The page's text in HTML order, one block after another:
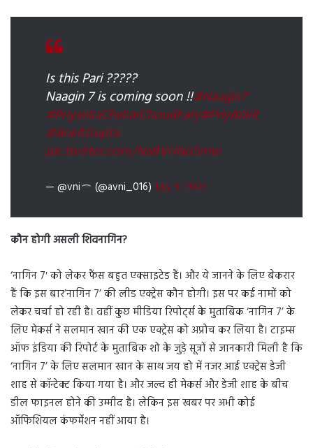
Is this Pari ?????
Naagin 7 is coming soon !!#Naagin7
#PriyankaChaharChoudhary#PriyAnkit
#AnkitGupta
pic.twitter.com/Na9VHNo5mw
— @vni (@avni_016)July 9, 2023
कौन होगी असली शिवनागिन?
‘नागिन 7′ को लेकर फैंस बहुत एक्साइटेड हैं। और ये जानने के लिए बेकरार
हैं कि इस बार’नागिन 7’ की लीड एक्ट्रेस कौन होगी। इस पर कई नामों को
लेकर चर्चा हो रही है। वहीं कुछ मीडिया रिपोर्ट्स के मुताबिक ‘नागिन 7’ के
लिए मेकर्स ने सलमान खान की एक एक्ट्रेस को अप्रोच कर लिया है। टाइम्स
ऑफ इंडिया की रिपोर्ट के मुताबिक शो के जुड़े सूत्रों से जानकारी मिली है कि
‘नागिन 7’ के लिए सलमान खान के साथ जय हो में नजर आई एक्ट्रेस डेजी
शाह से कॉन्टेक्ट किया गया है। और जल्द ही मेकर्स और डेजी शाह के बीच
डील फाइनल होने की उम्मीद है। लेकिन इस खबर पर अभी कोई
ऑफिशियल कंफर्मेशन नहीं आया है।